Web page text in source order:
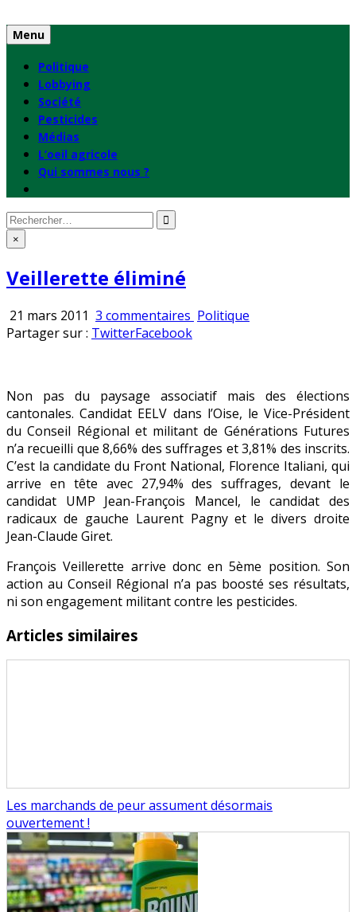
to
content
Menu
Politique
Lobbying
Société
Pesticides
Médias
L’oeil agricole
Qui sommes nous ?
Rechercher
: ×
Veillerette éliminé
21 mars 2011 3 commentaires sur
Publié
Politique
Partager sur : TwitterFacebook
Non pas du paysage associatif mais des élections
cantonales. Candidat EELV dans l’Oise, le Vice-Président
du Conseil Régional et militant de Générations Futures
n’a recueilli que 8,66% des suffrages et 3,81% des inscrits.
C’est la candidate du Front National, Florence Italiani, qui
arrive en tête avec 27,94% des suffrages, devant le
candidat UMP Jean-François Mancel, le candidat des
radicaux de gauche Laurent Pagny et le divers droite
Jean-Claude Giret.
François Veillerette arrive donc en 5ème position. Son
action au Conseil Régional n’a pas boosté ses résultats,
ni son engagement militant contre les pesticides.
Articles similaires
Les marchands de peur assument désormais
ouvertement !